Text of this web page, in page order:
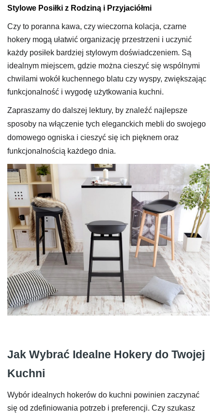
Stylowe Posiłki z Rodziną i Przyjaciółmi
Czy to poranna kawa, czy wieczorna kolacja, czarne
hokery mogą ułatwić organizację przestrzeni i uczynić
każdy posiłek bardziej stylowym doświadczeniem. Są
idealnym miejscem, gdzie można cieszyć się wspólnymi
chwilami wokół kuchennego blatu czy wyspy, zwiększając
funkcjonalność i wygodę użytkowania kuchni.
Zapraszamy do dalszej lektury, by znaleźć najlepsze
sposoby na włączenie tych eleganckich mebli do swojego
domowego ogniska i cieszyć się ich pięknem oraz
funkcjonalnością każdego dnia.
Jak Wybrać Idealne Hokery do Twojej
Kuchni
Wybór idealnych hokerów do kuchni powinien zaczynać
się od zdefiniowania potrzeb i preferencji. Czy szukasz